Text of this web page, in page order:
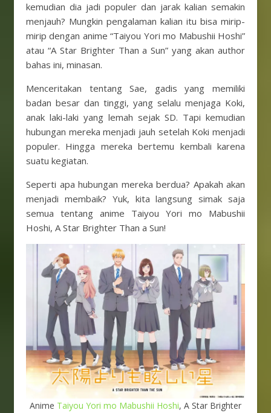
kemudian dia jadi populer dan jarak kalian semakin
menjauh? Mungkin pengalaman kalian itu bisa mirip-
mirip dengan anime “Taiyou Yori mo Mabushii Hoshi”
atau “A Star Brighter Than a Sun” yang akan author
bahas ini, minasan.
Menceritakan tentang Sae, gadis yang memiliki
badan besar dan tinggi, yang selalu menjaga Koki,
anak laki-laki yang lemah sejak SD. Tapi kemudian
hubungan mereka menjadi jauh setelah Koki menjadi
populer. Hingga mereka bertemu kembali karena
suatu kegiatan.
Seperti apa hubungan mereka berdua? Apakah akan
menjadi membaik? Yuk, kita langsung simak saja
semua tentang anime Taiyou Yori mo Mabushii
Hoshi, A Star Brighter Than a Sun!
Anime Taiyou Yori mo Mabushii Hoshi, A Star Brighter